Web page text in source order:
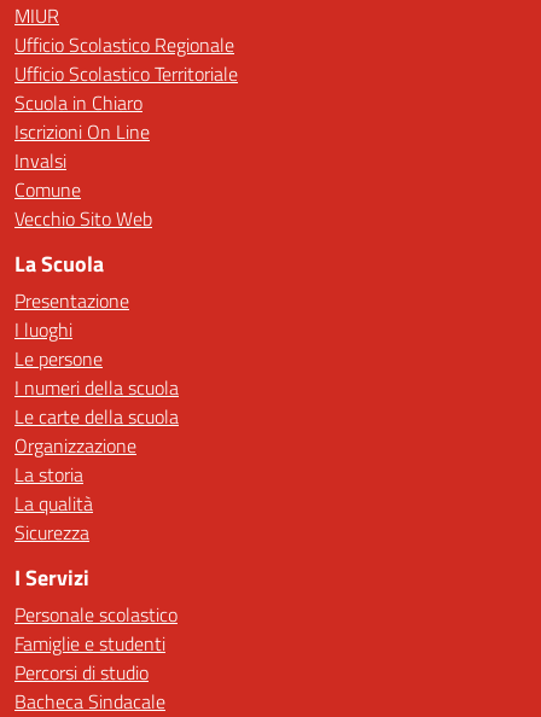
MIUR
Ufficio Scolastico Regionale
Ufficio Scolastico Territoriale
Scuola in Chiaro
Iscrizioni On Line
Invalsi
Comune
Vecchio Sito Web
La Scuola
Presentazione
I luoghi
Le persone
I numeri della scuola
Le carte della scuola
Organizzazione
La storia
La qualità
Sicurezza
I Servizi
Personale scolastico
Famiglie e studenti
Percorsi di studio
Bacheca Sindacale